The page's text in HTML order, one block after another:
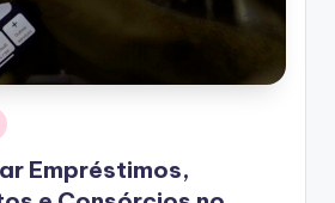
Empréstimos,